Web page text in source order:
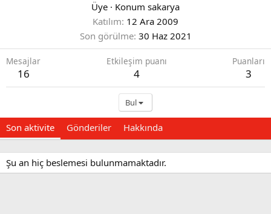
Üye · Konum sakarya
Katılım 12 Ara 2009
Son görülme 30 Haz 2021
Mesajlar
16
Etkileşim puanı
4
Puanları
3
Bul
Son aktivite Gönderiler Hakkında
Şu an hiç beslemesi bulunmamaktadır.